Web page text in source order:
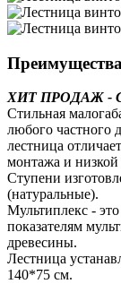
ХИТ ПРОДАЖ -
Стильная
любого частного
лестница
монтажа и низкой
Ступени
(натуральные).
Мультиплекс -
показателям
древесины.
Лестница
140*75 см.